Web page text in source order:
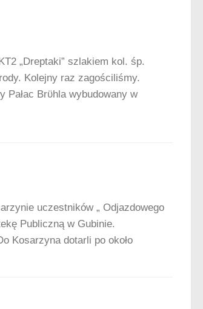
„Dreptaki” szlakiem kol. śp.
Kolejny raz zagościliśmy.
Pałac Brϋhla wybudowany w
uczestników „ Odjazdowego
Publiczną w Gubinie.
Kosarzyna dotarli po około